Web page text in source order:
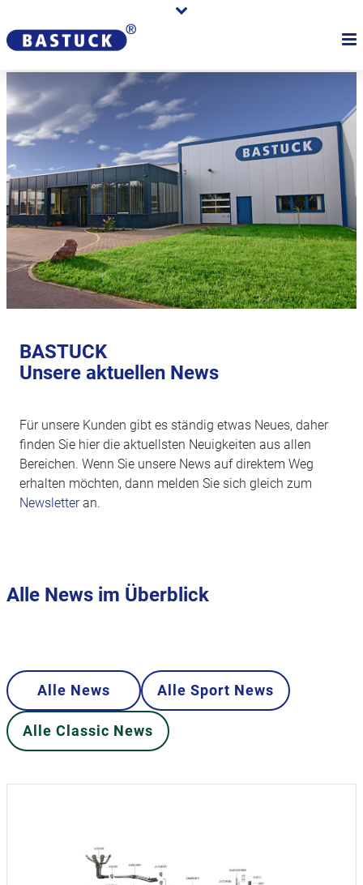
BASTUCK
Unsere aktuellen News
Für unsere Kunden gibt es ständig etwas Neues, daher
finden Sie hier die aktuellsten Neuigkeiten aus allen
Bereichen. Wenn Sie unsere News auf direktem Weg
erhalten möchten, dann melden Sie sich gleich zum
Newsletteran.
Alle News im Überblick
Alle News Alle Sport News
Alle Classic News